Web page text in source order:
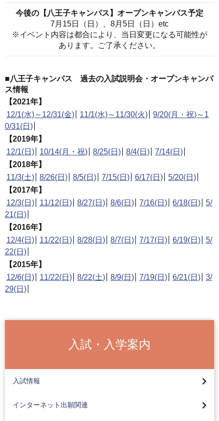
今後の【八王子キャンパス】オープンキャンパス予定
7月15日（日）、8月5日（日）etc
※イベント内容は都合により、当日変更になる可能性が
あります。ご了承ください。
■八王子キャンパス 過去の入試説明会・オープンキャンパ
ス情報
【2021年】
12/1(水)～12/31(金)
11/1(水)～11/30(火)
9/20(月・祝)～1
0/31(日)
【2019年】
12/1(日)
10/14(月・祝) 8/25(日) 8/4(日)
7/14(日)
【2018年】
11/3(土)
8/26(日) 8/5(日) 7/15(日) 6/17(日)
5/20(日)
【2017年】
12/3(日)
11/12(日) 8/27(日) 8/6(日) 7/16(日) 6/18(日)
5/
21(日)
【2016年】
12/4(日)
11/22(日) 8/28(日) 8/7(日) 7/17(日) 6/19(日)
5/
22(日)
【2015年】
12/6(日)
11/22(日) 8/22(土) 8/9(日) 7/19(日) 6/21(日)
3/
29(日)
入試・入学案内
入試情報
学校推薦型選抜（公募制）
インターネット出願関連
インターネット出願ガイドページについて
総合型選抜(全学部AO入試)